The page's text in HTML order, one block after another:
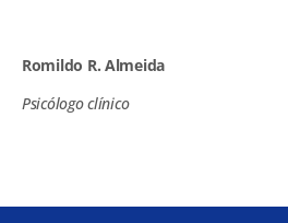
Romildo R. Almeida
Psicólogo clínico